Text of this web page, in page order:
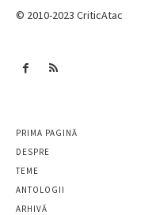
© 2010-2023 CriticAtac
PRIMA PAGINĂ
DESPRE
TEME
ANTOLOGII
ARHIVĂ